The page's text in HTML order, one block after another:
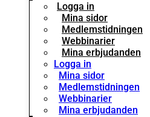
Logga in
Mina sidor
Medlemstidningen
Webbinarier
Mina erbjudanden
Logga in
Mina sidor
Medlemstidningen
Webbinarier
Mina erbjudanden